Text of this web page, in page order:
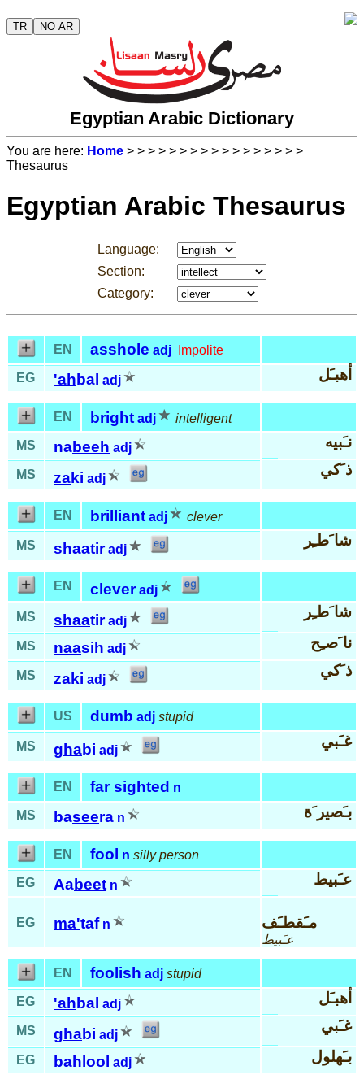
TR NO AR
Egyptian Arabic Dictionary
You are here: Home > > > > > > > > > > > > > > > > >
Thesaurus
Egyptian Arabic Thesaurus
Language:
Section:
Category:
EN asshole adj
Impolite
EG
'ahbal adj أهبـَل
EN bright adj
intelligent
MS
nabeeh adj نـَبيه
MS zaki adj
ذ َكي
EN brilliant adj clever
MS shaatir adj
شا َطـِر
EN clever adj
MS
shaatir adj
شا َطـِر
MS naasih adj نا َصـِح
MS zaki adj
ذ َكي
US dumb adj stupid
MS ghabi adj
غـَبي
EN far sighted n
MS
baseera n بـَصير َة
EN fool n silly person
EG
Aabeet n عـَبيط
EG ma'taf n مـَقطـَف
عـَبيط
EN foolish adj stupid
EG
'ahbal adj أهبـَل
MS ghabi adj
غـَبي
EG bah lool adj بـَهلول